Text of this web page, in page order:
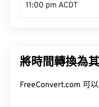
11:00 pm ACDT
將時間轉換為
FreeConvert.com 可